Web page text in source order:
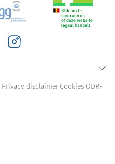
Privacy disclaimer Cookies ODR-